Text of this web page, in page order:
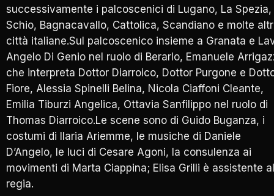
successivamente i palcoscenici di Lugano, La Spezia,
Schio, Bagnacavallo, Cattolica, Scandiano e molte
città italiane.Sul palcoscenico insieme a Granata e
Angelo Di Genio nel ruolo di Berarlo, Emanuele
che interpreta Dottor Diarroico, Dottor Purgone e
Fiore, Alessia Spinelli Belina, Nicola Ciaffoni Cleante,
Emilia Tiburzi Angelica, Ottavia Sanfilippo nel ruolo di
Thomas Diarroico.Le scene sono di Guido Buganza, i
costumi di Ilaria Ariemme, le musiche di Daniele
D’Angelo, le luci di Cesare Agoni, la consulenza ai
movimenti di Marta Ciappina; Elisa Grilli è assistente
regia.